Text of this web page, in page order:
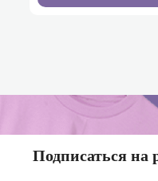
Подписаться на